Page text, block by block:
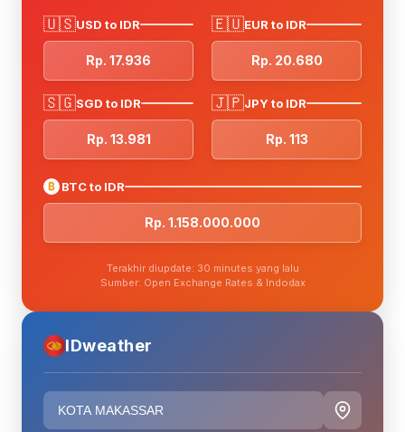
🇺🇸USD to IDR
Rp. 17.936
🇪🇺EUR to IDR
Rp. 20.680
🇸🇬SGD to IDR
Rp. 13.981
🇯🇵JPY to IDR
Rp. 113
₿ BTC to IDR
Rp. 1.158.000.000
Terakhir diupdate: 30 minutes yang lalu
Sumber: Open Exchange Rates & Indodax
IDweather